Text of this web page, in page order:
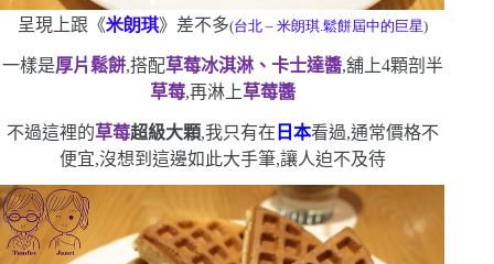
呈現上跟《米朗琪》差不多(台北– 米朗琪.鬆餅屆中的巨星)
一樣是厚片鬆餅,搭配草莓冰淇淋、卡士達醬,舖上4顆剖半
草莓,再淋上草莓醬
不過這裡的草莓超級大顆,我只有在 日本看過,通常價格不
便宜,沒想到這邊如此大手筆,讓人迫不及待